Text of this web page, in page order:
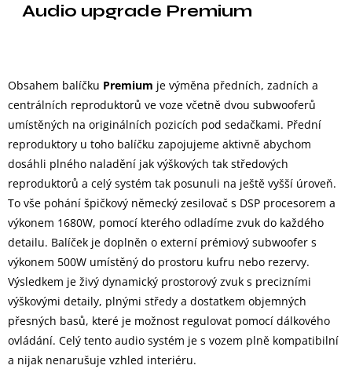
Audio upgrade Premium
Obsahem balíčku Premium je výměna předních, zadních a
centrálních reproduktorů ve voze včetně dvou subwooferů
umístěných na originálních pozicích pod sedačkami. Přední
reproduktory u toho balíčku zapojujeme aktivně abychom
dosáhli plného naladění jak výškových tak středových
reproduktorů a celý systém tak posunuli na ještě vyšší úroveň.
To vše pohání špičkový německý zesilovač s DSP procesorem a
výkonem 1680W, pomocí kterého odladíme zvuk do každého
detailu. Balíček je doplněn o externí prémiový subwoofer s
výkonem 500W umístěný do prostoru kufru nebo rezervy.
Výsledkem je živý dynamický prostorový zvuk s precizními
výškovými detaily, plnými středy a dostatkem objemných
přesných basů, které je možnost regulovat pomocí dálkového
ovládání. Celý tento audio systém je s vozem plně kompatibilní
a nijak nenarušuje vzhled interiéru.